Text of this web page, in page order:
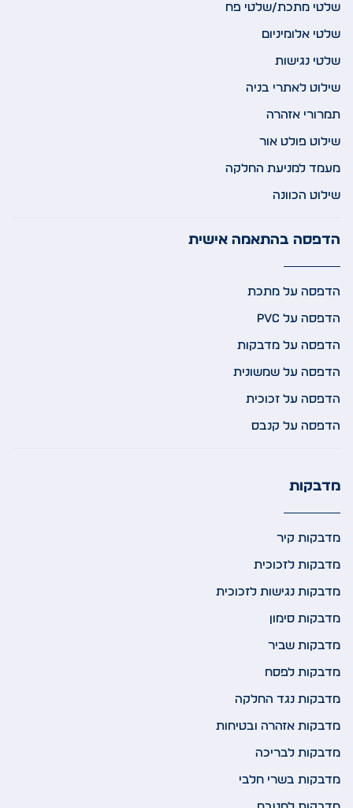
שלטי מתכת/שלטי פח
שלטי אלומיניום
שלטי נגישות
שילוט לאתרי בניה
תמרורי אזהרה
שילוט פולט אור
מעמד למניעת החלקה
שילוט הכוונה
הדפסה בהתאמה אישית
הדפסה על מתכת
הדפסה על PVC
הדפסה על מדבקות
הדפסה על שמשונית
הדפסה על זכוכית
הדפסה על קנבס
מדבקות
מדבקות קיר
מדבקות לזכוכית
מדבקות נגישות לזכוכית
מדבקות סימון
מדבקות שביר
מדבקות לפסח
מדבקות נגד החלקה
מדבקות אזהרה ובטיחות
מדבקות לבריכה
מדבקות בשרי חלבי